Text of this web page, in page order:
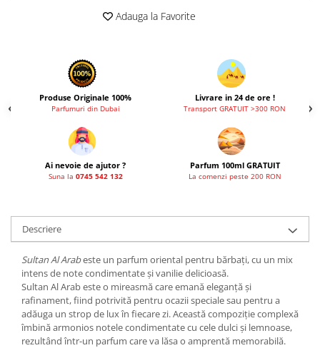
Adauga la Favorite
Produse Originale 100%
Parfumuri din Dubai
Livrare in 24 de ore !
Transport GRATUIT >300 RON
Ai nevoie de ajutor ?
Suna la 0745 542 132
Parfum 100ml GRATUIT
La comenzi peste 200 RON
Descriere
Sultan Al Arabeste un parfum oriental pentru bărbați, cu un mix
intens de note condimentate și vanilie delicioasă.
Sultan Al Arab este o mireasmă care emană eleganță și
rafinament, fiind potrivită pentru ocazii speciale sau pentru a
adăuga un strop de lux în fiecare zi. Această compoziție complexă
îmbină armonios notele condimentate cu cele dulci și lemnoase,
rezultând într-un parfum care va lăsa o amprentă memorabilă.